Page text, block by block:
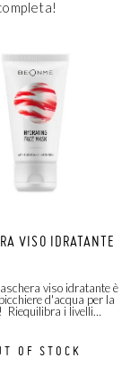
VISO IDRATANTE
viso idratante è
d'acqua per la
Riequilibra i livelli
OF STOCK